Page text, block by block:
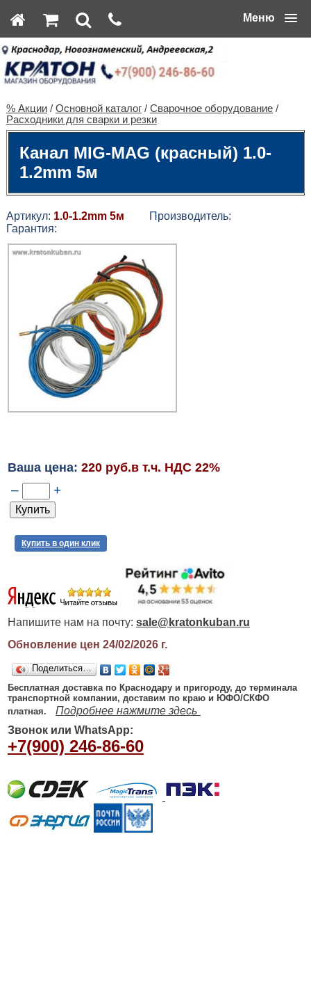
Меню
% Акции/ Основной каталог/ Сварочное оборудование/
Расходники для сварки и резки
Канал MIG-MAG (красный) 1.0-
1.2mm 5м
Артикул: 1.0-1.2mm 5м Производитель:
Гарантия:
Ваша цена: 220 руб.в т.ч. НДС 22%
– +
Купить в один клик
Напишите нам на почту: sale@kratonkuban.ru
Обновление цен 24/02/2026г.
Поделиться…
Бесплатная доставка по Краснодару и пригороду, до терминала
транспортной компании, доставим по краю и ЮФО/СКФО
платная.
Подробнее нажмите здесь
Звонок или WhatsApp:
+7(900) 246-86-60